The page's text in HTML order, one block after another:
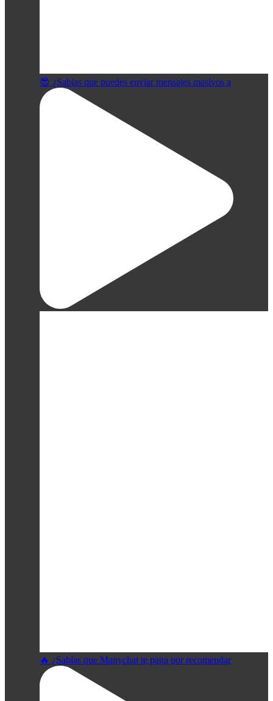
😎 ¿Sabias que puedes enviar mensajes masivos a
🔥 ¿Sabías que Manychat te paga por recomendar